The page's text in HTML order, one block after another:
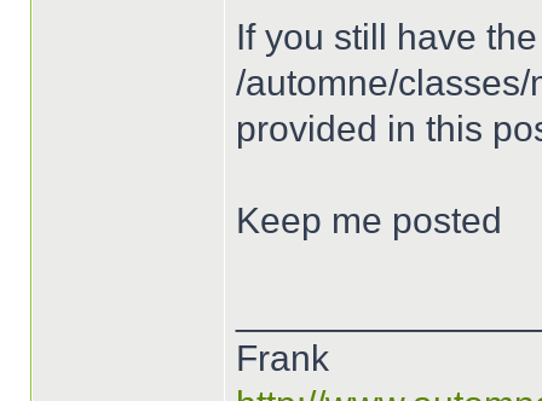
If you still have
/automne/
provided in this
Keep me posted
Frank